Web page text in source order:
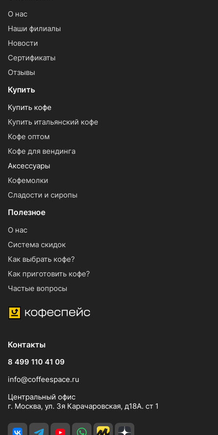
О нас
Наши филиалы
Новости
Сертификаты
Отзывы
Купить
Купить кофе
Купить итальянский кофе
Кофе оптом
Кофе для вендинга
Аксессуары
Кофемолки
Сладости и сиропы
Полезное
О нас
Система скидок
Как выбрать кофе?
Как приготовить кофе?
Частые вопросы
Контакты
8 499 110 41 09
info@coffeespace.ru
Центральный офис
г. Москва, ул. 3я Карачаровская, д18А. ст 1